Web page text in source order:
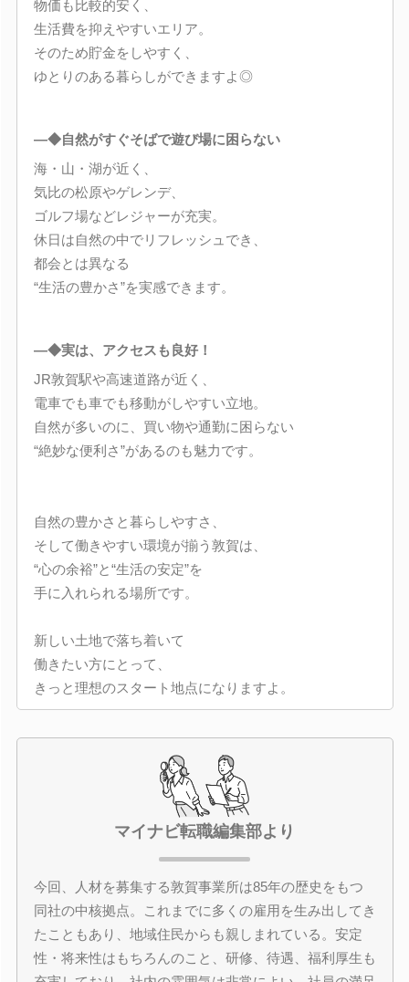
物価も比較的安く、
生活費を抑えやすいエリア。
そのため貯金をしやすく、
ゆとりのある暮らしができますよ◎
―◆自然がすぐそばで遊び場に困らない
海・山・湖が近く、
気比の松原やゲレンデ、
ゴルフ場などレジャーが充実。
休日は自然の中でリフレッシュでき、
都会とは異なる
“生活の豊かさ”を実感できます。
―◆実は、アクセスも良好！
JR敦賀駅や高速道路が近く、
電車でも車でも移動がしやすい立地。
自然が多いのに、買い物や通勤に困らない
“絶妙な便利さ”があるのも魅力です。
自然の豊かさと暮らしやすさ、
そして働きやすい環境が揃う敦賀は、
“心の余裕”と“生活の安定”を
手に入れられる場所です。
新しい土地で落ち着いて
働きたい方にとって、
きっと理想のスタート地点になりますよ。
マイナビ転職編集部より
今回、人材を募集する敦賀事業所は85年の歴史をもつ
同社の中核拠点。これまでに多くの雇用を生み出してき
たこともあり、地域住民からも親しまれている。安定
性・将来性はもちろんのこと、研修、待遇、福利厚生も